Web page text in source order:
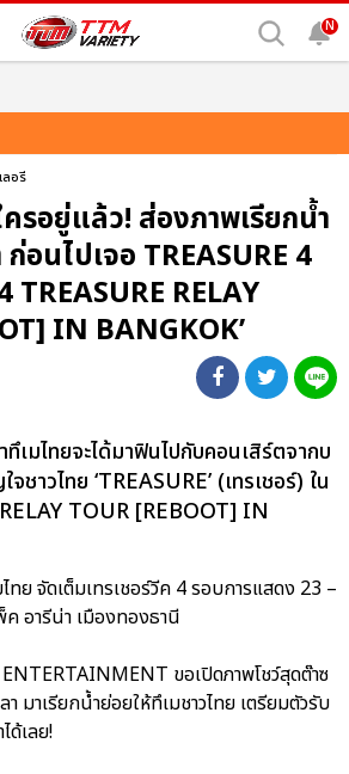
N
ลอรี
รอยู่แล้ว! ส่องภาพเรียกน้ำ
อนไปเจอ TREASURE 4
TREASURE RELAY
IN BANGKOK’
เมไทยจะได้มาฟินไปกับคอนเสิร์ตจากบ
าวไทย ‘TREASURE’ (เทรเชอร์) ใน
TOUR [REBOOT] IN
ทย จัดเต็มเทรเชอร์วีค 4 รอบการแสดง 23 –
อารีน่า เมืองทองธานี
ขอเปิดภาพโชว์สุดต๊าซ
า มาเรียกน้ำย่อยให้ทึเมชาวไทย เตรียมตัวรับ
ด้เลย!